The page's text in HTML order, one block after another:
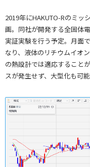
2019年にHAKUTO-Rのミッ
画。同社が開発する全固体
実証実験を行う予定。月面
なり、液体のリチウムイオ
の熱設計では適応すること
スが発生せず、大型化も可能